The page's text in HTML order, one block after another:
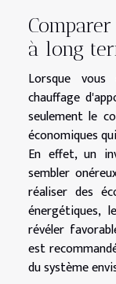
à long
Lorsque
chauffage
seulement le
économiques
En effet, un
sembler
réaliser des
énergétiques,
révéler
est
du système